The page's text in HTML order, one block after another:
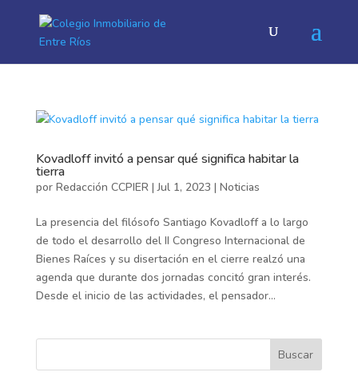
Kovadloff invitó a pensar qué significa habitar la
tierra
por Redacción CCPIER|Jul 1, 2023 | Noticias
La presencia del filósofo Santiago Kovadloff a lo largo
de todo el desarrollo del II Congreso Internacional de
Bienes Raíces y su disertación en el cierre realzó una
agenda que durante dos jornadas concitó gran interés.
Desde el inicio de las actividades, el pensador...
Buscar